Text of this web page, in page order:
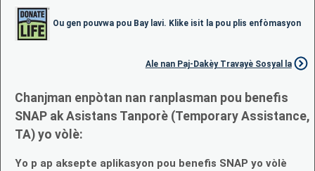
Ou gen pouvwa pou Bay lavi. Klike isit la pou plis enfòmasyon
Ale nan Paj-Dakèy Travayè Sosyal la
Chanjman enpòtan nan ranplasman pou benefis
SNAP ak Asistans Tanporè (Temporary Assistance,
TA) yo vòlè:
Yo p ap aksepte aplikasyon pou benefis SNAP yo vòlè